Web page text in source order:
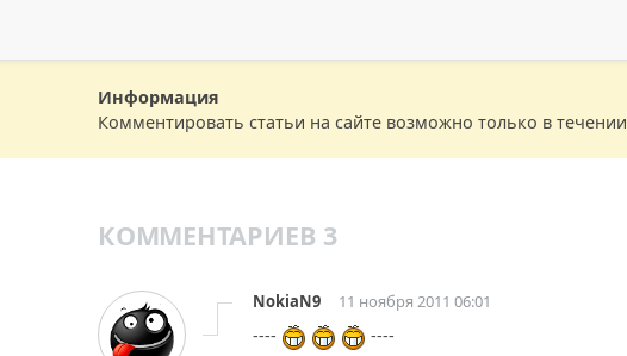
Информация
Комментировать статьи на сайте возможно только в течении
КОММЕНТАРИЕВ 3
NokiaN9 11 ноября 2011 06:01
---- ----